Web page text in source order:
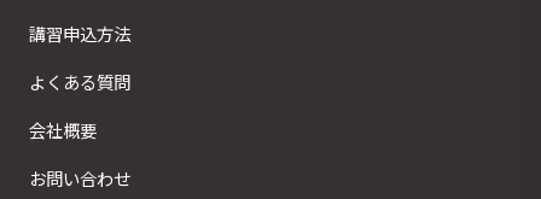
講習申込方法
よくある質問
会社概要
お問い合わせ